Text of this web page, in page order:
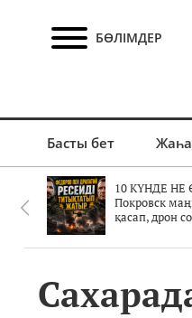
БӨЛІМДЕР
Басты бет
10 КҮНДЕ НЕ
Покровск
қасап, дрон